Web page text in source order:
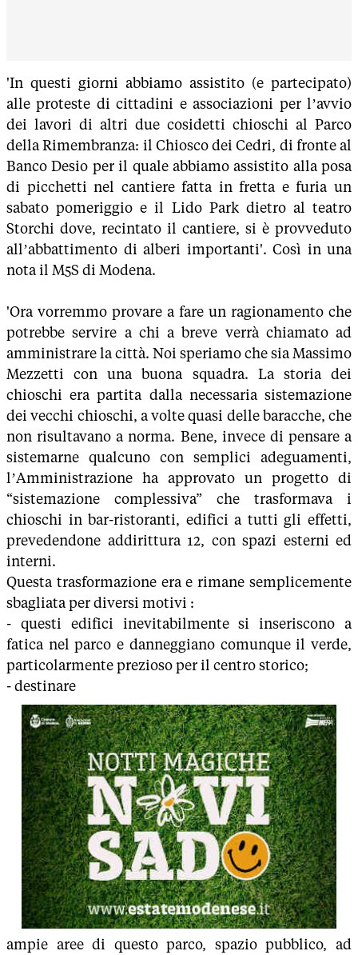
'In questi giorni abbiamo assistito (e partecipato)
alle proteste di cittadini e associazioni per l’avvio
dei lavori di altri due cosidetti chioschi al Parco
della Rimembranza: il Chiosco dei Cedri, di fronte al
Banco Desio per il quale abbiamo assistito alla posa
di picchetti nel cantiere fatta in fretta e furia un
sabato pomeriggio e il Lido Park dietro al teatro
Storchi dove, recintato il cantiere, si è provveduto
all’abbattimento di alberi importanti'. Così in una
nota il M5S di Modena.
'Ora vorremmo provare a fare un ragionamento che
potrebbe servire a chi a breve verrà chiamato ad
amministrare la città. Noi speriamo che sia Massimo
Mezzetti con una buona squadra. La storia dei
chioschi era partita dalla necessaria sistemazione
dei vecchi chioschi, a volte quasi delle baracche, che
non risultavano a norma. Bene, invece di pensare a
sistemarne qualcuno con semplici adeguamenti,
l’Amministrazione ha approvato un progetto di
“sistemazione complessiva” che trasformava i
chioschi in bar-ristoranti, edifici a tutti gli effetti,
prevedendone addirittura 12, con spazi esterni ed
interni.
Questa trasformazione era e rimane semplicemente
sbagliata per diversi motivi :
- questi edifici inevitabilmente si inseriscono a
fatica nel parco e danneggiano comunque il verde,
particolarmente prezioso per il centro storico;
- destinare
ampie aree di questo parco, spazio pubblico, ad